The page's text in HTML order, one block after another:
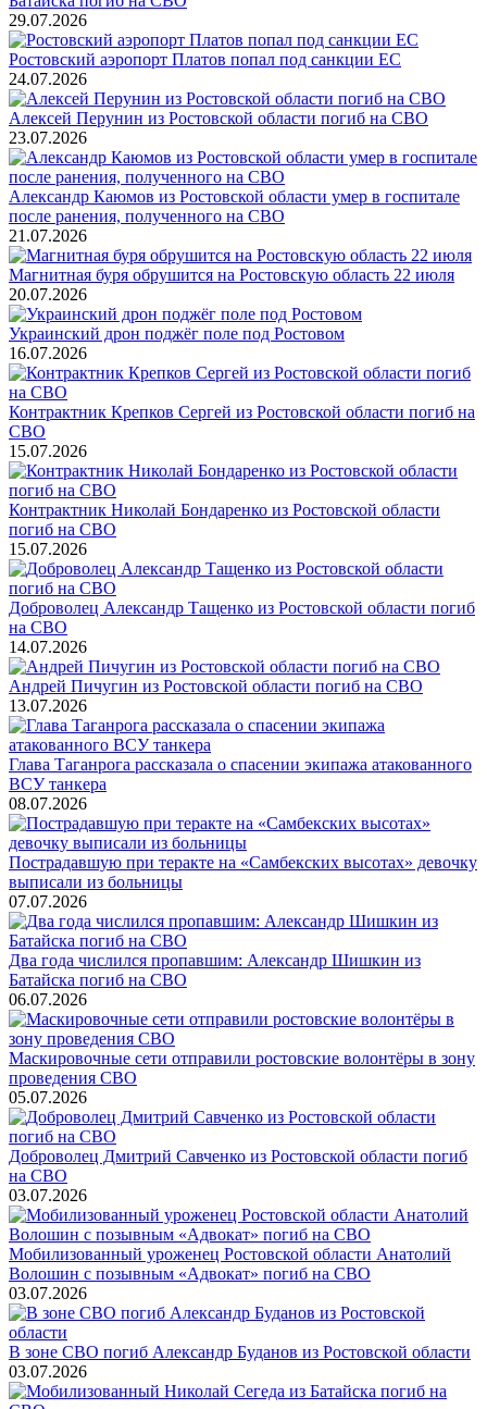
29.07.2026
Ростовский аэропорт Платов попал под санкции ЕС
24.07.2026
Алексей Перунин из Ростовской области погиб на СВО
23.07.2026
Александр Каюмов из Ростовской области умер в госпитале
после ранения, полученного на СВО
21.07.2026
Магнитная буря обрушится на Ростовскую область 22 июля
20.07.2026
Украинский дрон поджёг поле под Ростовом
16.07.2026
Контрактник Крепков Сергей из Ростовской области погиб на
СВО
15.07.2026
Контрактник Николай Бондаренко из Ростовской области
погиб на СВО
15.07.2026
Доброволец Александр Тащенко из Ростовской области погиб
на СВО
14.07.2026
Андрей Пичугин из Ростовской области погиб на СВО
13.07.2026
Глава Таганрога рассказала о спасении экипажа атакованного
ВСУ танкера
08.07.2026
Пострадавшую при теракте на «Самбекских высотах» девочку
выписали из больницы
07.07.2026
Два года числился пропавшим: Александр Шишкин из
Батайска погиб на СВО
06.07.2026
Маскировочные сети отправили ростовские волонтёры в зону
проведения СВО
05.07.2026
Доброволец Дмитрий Савченко из Ростовской области погиб
на СВО
03.07.2026
Мобилизованный уроженец Ростовской области Анатолий
Волошин с позывным «Адвокат» погиб на СВО
03.07.2026
В зоне СВО погиб Александр Буданов из Ростовской области
03.07.2026